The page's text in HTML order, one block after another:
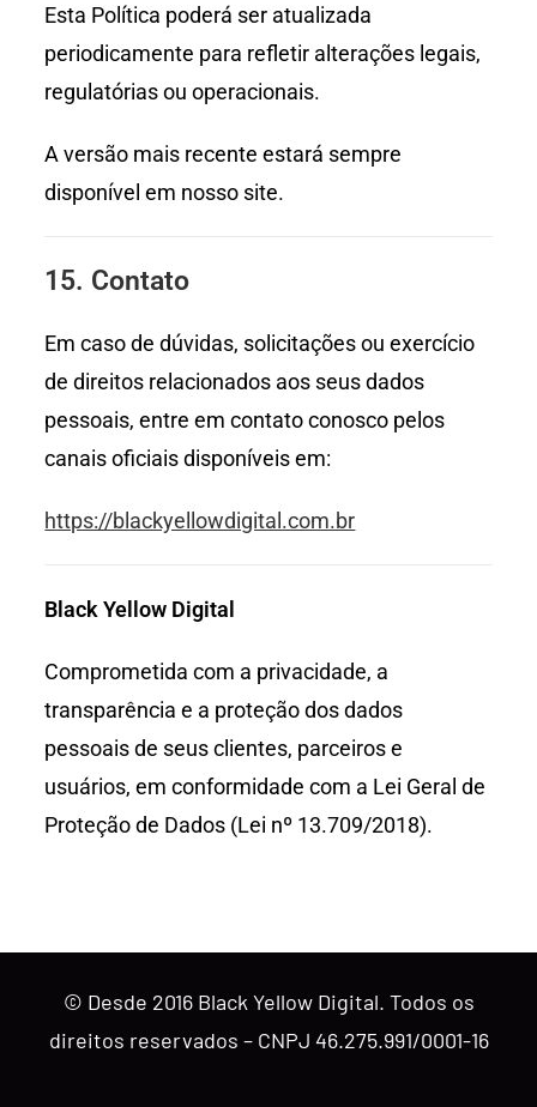
Esta Política poderá ser atualizada
periodicamente para refletir alterações legais,
regulatórias ou operacionais.
A versão mais recente estará sempre
disponível em nosso site.
15. Contato
Em caso de dúvidas, solicitações ou exercício
de direitos relacionados aos seus dados
pessoais, entre em contato conosco pelos
canais oficiais disponíveis em:
https://blackyellowdigital.com.br
Black Yellow Digital
Comprometida com a privacidade, a
transparência e a proteção dos dados
pessoais de seus clientes, parceiros e
usuários, em conformidade com a Lei Geral de
Proteção de Dados (Lei nº 13.709/2018).
© Desde 2016 Black Yellow Digital. Todos os
direitos reservados – CNPJ 46.275.991/0001-16